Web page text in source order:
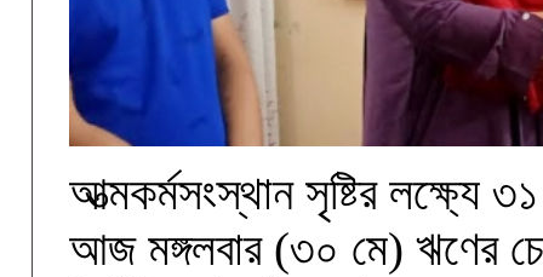
আত্মকর্মসংস্থান সৃষ্টির লক্ষ্যে
আজ মঙ্গলবার (৩০ মে) ঋণের